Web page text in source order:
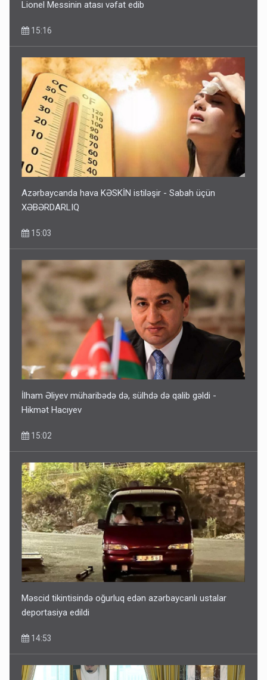
Lionel Messinin atası vəfat edib
15:16
Azərbaycanda hava KƏSKİN istiləşir - Sabah üçün
XƏBƏRDARLIQ
15:03
İlham Əliyev müharibədə də, sülhdə də qalib gəldi -
Hikmət Hacıyev
15:02
Məscid tikintisində oğurluq edən azərbaycanlı ustalar
deportasiya edildi
14:53